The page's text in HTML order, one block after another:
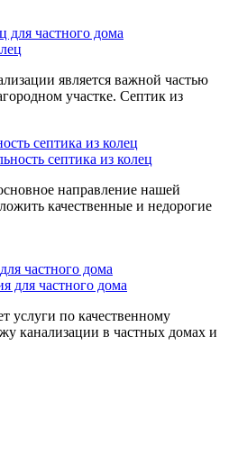
для частного дома
является важной частью
участке. Септик из
септика из колец
направление нашей
качественные и недорогие
для частного дома
услуги по качественному
канализации в частных домах и